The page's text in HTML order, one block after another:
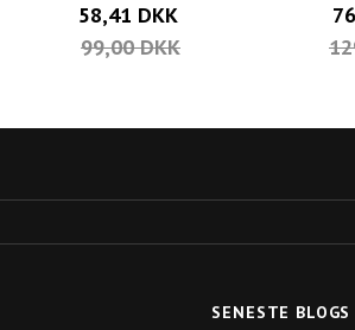
58,41 DKK
99,00 DKK
SENESTE BLOGS